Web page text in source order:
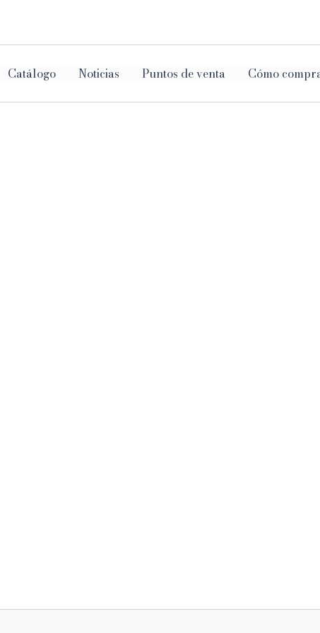
Catálogo Noticias Puntos de venta Cómo